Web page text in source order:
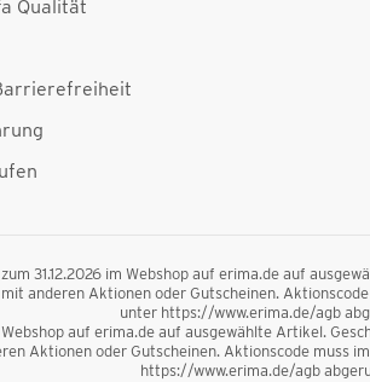
Qualität
31.12.2026 im Webshop auf erima.de auf
anderen Aktionen oder Gutscheinen.
unter https://www.erima.de/agb
auf erima.de auf ausgewählte Artikel.
Aktionen oder Gutscheinen. Aktionscode muss
https://www.erima.de/agb